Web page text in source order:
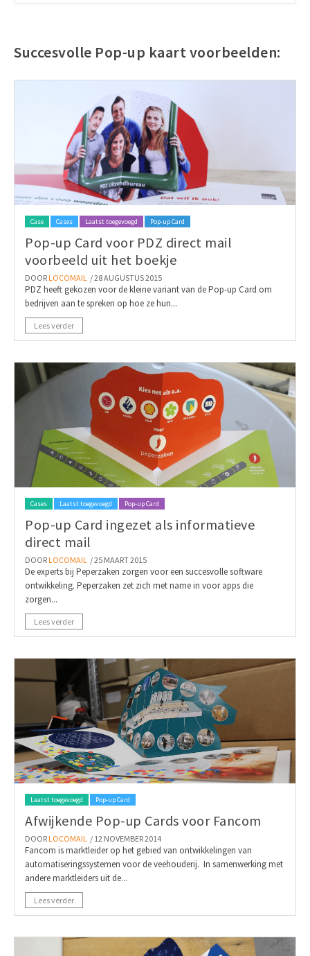
Succesvolle Pop-up kaart voorbeelden:
Case Cases Laatst toegevoegd Pop-up Card
Pop-up Card voor PDZ direct mail
voorbeeld uit het boekje
DOOR LOCOMAIL / 28 AUGUSTUS 2015
PDZ heeft gekozen voor de kleine variant van de Pop-up Card om
bedrijven aan te spreken op hoe ze hun...
Lees verder
Cases Laatst toegevoegd Pop-up Card
Pop-up Card ingezet als informatieve
direct mail
DOOR LOCOMAIL / 25 MAART 2015
De experts bij Peperzaken zorgen voor een succesvolle software
ontwikkeling. Peperzaken zet zich met name in voor apps die
zorgen...
Lees verder
Laatst toegevoegd Pop-up Card
Afwijkende Pop-up Cards voor Fancom
DOOR LOCOMAIL / 12 NOVEMBER 2014
Fancom is marktleider op het gebied van ontwikkelingen van
automatiseringssystemen voor de veehouderij. In samenwerking met
andere marktleiders uit de...
Lees verder